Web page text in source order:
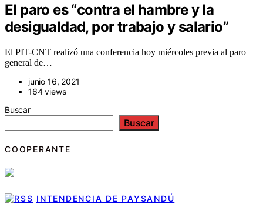
El paro es “contra el hambre y la
desigualdad, por trabajo y salario”
El PIT-CNT realizó una conferencia hoy miércoles previa al paro
general de…
junio 16, 2021
164 views
Buscar
Buscar
COOPERANTE
INTENDENCIA DE PAYSANDÚ